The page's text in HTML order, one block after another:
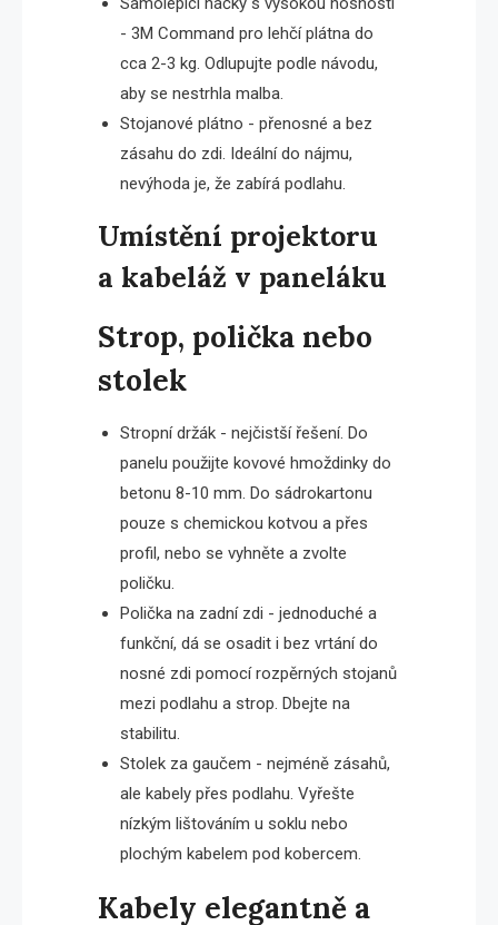
- 3M Command pro lehčí plátna do
cca 2-3 kg. Odlupujte podle návodu,
aby se nestrhla malba.
Stojanové plátno - přenosné a bez
zásahu do zdi. Ideální do nájmu,
nevýhoda je, že zabírá podlahu.
Umístění projektoru
a kabeláž v paneláku
Strop, polička nebo
stolek
Stropní držák - nejčistší řešení. Do
panelu použijte kovové hmoždinky do
betonu 8-10 mm. Do sádrokartonu
pouze s chemickou kotvou a přes
profil, nebo se vyhněte a zvolte
poličku.
Polička na zadní zdi - jednoduché a
funkční, dá se osadit i bez vrtání do
nosné zdi pomocí rozpěrných stojanů
mezi podlahu a strop. Dbejte na
stabilitu.
Stolek za gaučem - nejméně zásahů,
ale kabely přes podlahu. Vyřešte
nízkým lištováním u soklu nebo
plochým kabelem pod kobercem.
Kabely elegantně a